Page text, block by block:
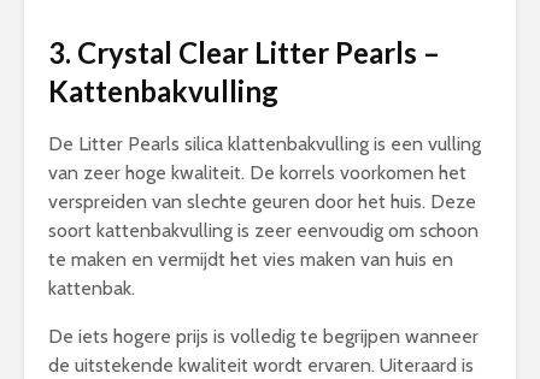
3. Crystal Clear Litter Pearls –
Kattenbakvulling
De Litter Pearls silica klattenbakvulling is een vulling
van zeer hoge kwaliteit. De korrels voorkomen het
verspreiden van slechte geuren door het huis. Deze
soort kattenbakvulling is zeer eenvoudig om schoon
te maken en vermijdt het vies maken van huis en
kattenbak.
De iets hogere prijs is volledig te begrijpen wanneer
de uitstekende kwaliteit wordt ervaren. Uiteraard is